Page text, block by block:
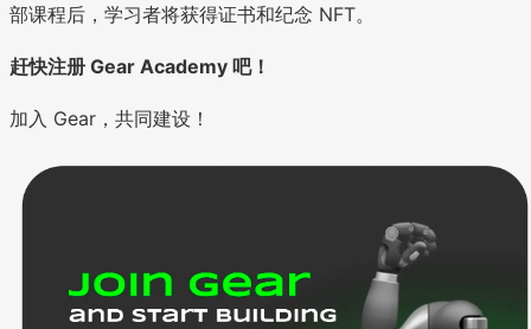
部课程后，学习者将获得证书和纪念 NFT。
赶快注册 Gear Academy 吧！
加入 Gear，共同建设！